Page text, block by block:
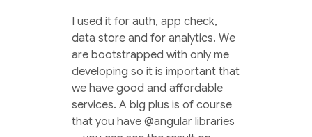
I used it for auth, app check,
data store and for analytics. We
are bootstrapped with only me
developing so it is important that
we have good and affordable
services. A big plus is of course
that you have @angular libraries